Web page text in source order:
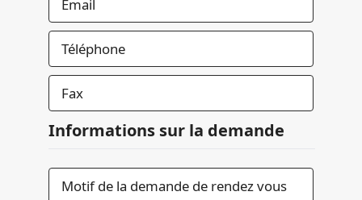
Informations sur la demande